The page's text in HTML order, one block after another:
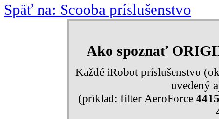
Späť na: Scooba príslušenstvo
Ako spoznať
Každé iRobot príslušenstvo
uvedený
(príklad: filter AeroForce